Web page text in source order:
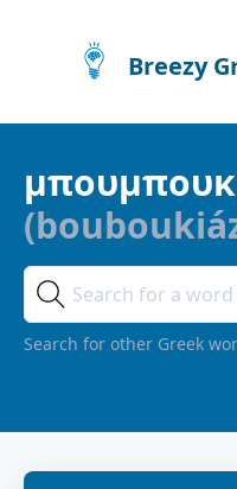
Breezy
(
Search for other Greek